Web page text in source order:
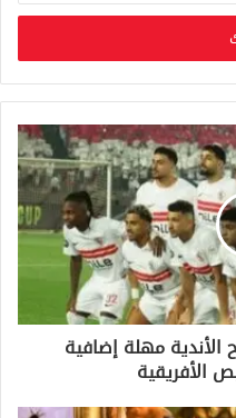
مهلة إضافية
الأفريقية